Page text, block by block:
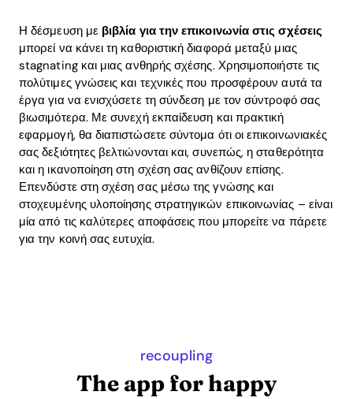
Η δέσμευση με βιβλία για την επικοινωνία στις σχέσεις
μπορεί να κάνει τη καθοριστική διαφορά μεταξύ μιας
stagnating και μιας ανθηρής σχέσης. Χρησιμοποιήστε τις
πολύτιμες γνώσεις και τεχνικές που προσφέρουν αυτά τα
έργα για να ενισχύσετε τη σύνδεση με τον σύντροφό σας
βιωσιμότερα. Με συνεχή εκπαίδευση και πρακτική
εφαρμογή, θα διαπιστώσετε σύντομα ότι οι επικοινωνιακές
σας δεξιότητες βελτιώνονται και, συνεπώς, η σταθερότητα
και η ικανοποίηση στη σχέση σας ανθίζουν επίσης.
Επενδύστε στη σχέση σας μέσω της γνώσης και
στοχευμένης υλοποίησης στρατηγικών επικοινωνίας – είναι
μία από τις καλύτερες αποφάσεις που μπορείτε να πάρετε
για την κοινή σας ευτυχία.
recoupling
The app for happy